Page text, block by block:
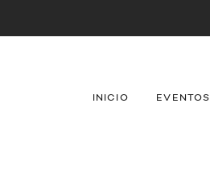
INICIO EVENTOS